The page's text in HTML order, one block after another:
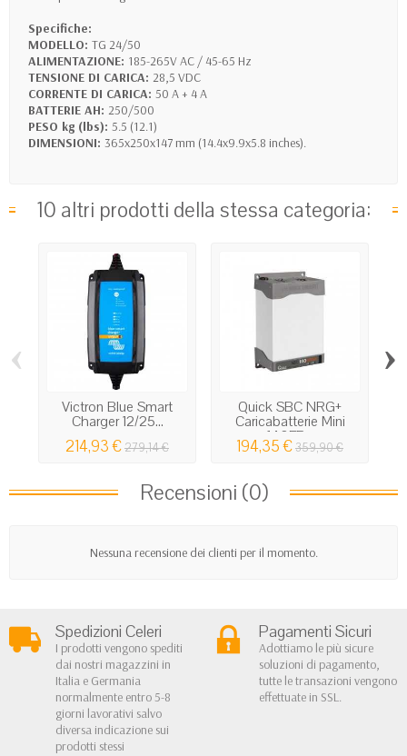
Specifiche:
MODELLO: TG 24/50
ALIMENTAZIONE: 185-265V AC / 45-65 Hz
TENSIONE DI CARICA: 28,5 VDC
CORRENTE DI CARICA: 50 A + 4 A
BATTERIE AH: 250/500
PESO kg (lbs): 5.5 (12.1)
DIMENSIONI: 365x250x147 mm (14.4x9.9x5.8 inches).
10 altri prodotti della stessa categoria:
Victron Blue Smart
Charger 12/25...
214,93 €279,14 €
Quick SBC NRG+
Caricabatterie Mini
140FR...
194,35 €359,90 €
‹ ›
Recensioni (0)
Nessuna recensione dei clienti per il momento.
Spedizioni Celeri
I prodotti vengono spediti
dai nostri magazzini in
Italia e Germania
normalmente entro 5-8
giorni lavorativi salvo
diversa indicazione sui
prodotti stessi
Pagamenti Sicuri
Adottiamo le più sicure
soluzioni di pagamento,
tutte le transazioni vengono
effettuate in SSL.